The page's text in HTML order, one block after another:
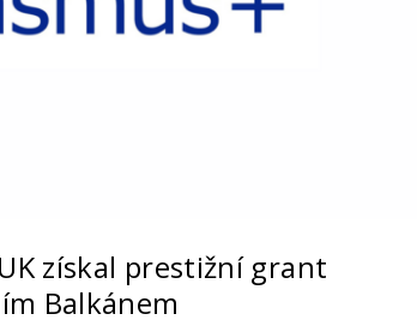
získal prestižní grant
Balkánem